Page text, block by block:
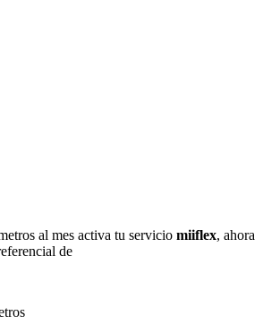
al mes activa tu servicio miiflex, ahora
de